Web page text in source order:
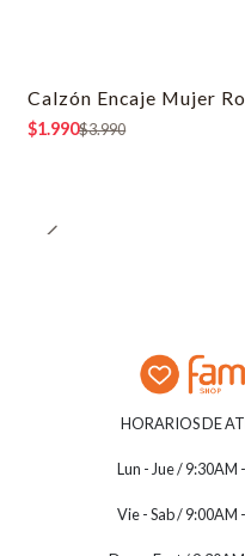
-50% OFF
Calzón Encaje Mujer
$1.990$3.990
HORARIOS DE
Lun - Jue / 9:30AM
Vie - Sab / 9:00AM